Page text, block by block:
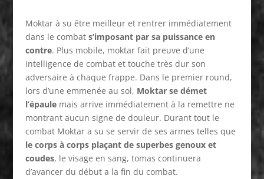
Moktar à su être meilleur et rentrer immédiatement
dans le combats’imposant par sa puissance en
contre. Plus mobile, moktar fait preuve d’une
intelligence de combat et touche très dur son
adversaire à chaque frappe. Dans le premier round,
lors d’une emmenée au sol, Moktar se démet
l’épaulemais arrive immédiatement à la remettre ne
montrant aucun signe de douleur. Durant tout le
combat Moktar a su se servir de ses armes telles que
le corps à corps plaçant de superbes genoux et
coudes, le visage en sang, tomas continuera
d’avancer du début a la fin du combat.